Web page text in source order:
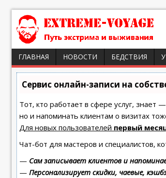
ГЛАВНАЯ НОВОСТИ БЕДСТВИЯ
Сервис онлайн-записи на
Тот, кто работает в сфере услуг, знает
но и напоминать клиентам о визитах
Для новых пользователей первый
Чат-бот для мастеров и специалистов,
— Сам записывает клиентов и
— Персонализирует скидки, чаевые,